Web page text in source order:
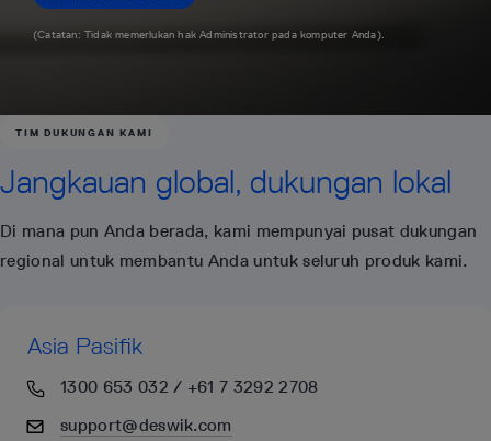
(Catatan: Tidak memerlukan hak Administrator pada komputer Anda).
TIM DUKUNGAN KAMI
Jangkauan global, dukungan lokal
Di mana pun Anda berada, kami mempunyai pusat dukungan
regional untuk membantu Anda untuk seluruh produk kami.
Asia Pasifik
1300 653 032 / +61 7 3292 2708
support@deswik.com